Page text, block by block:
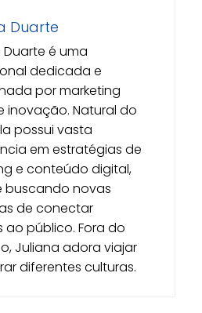
Duarte
Duarte é uma
dedicada e
por marketing
inovação. Natural do
possui vasta
em estratégias de
e conteúdo digital,
buscando novas
de conectar
ao público. Fora do
Juliana adora viajar
diferentes culturas.